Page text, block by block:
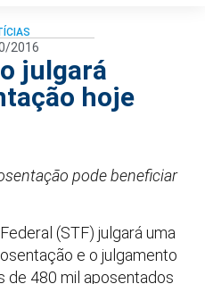
2016
julgará
hoje
pode beneficiar
(STF) julgará uma
e o julgamento
de 480 mil aposentados